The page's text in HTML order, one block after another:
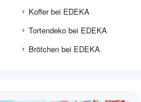
Koffer bei EDEKA
Tortendeko bei EDEKA
Brötchen bei EDEKA